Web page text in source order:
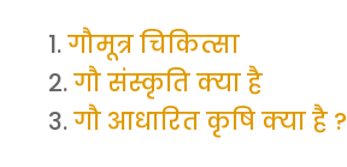
गौमूत्र चिकित्सा
गौ संस्कृति क्या है
गौ आधारित कृषि क्या है ?